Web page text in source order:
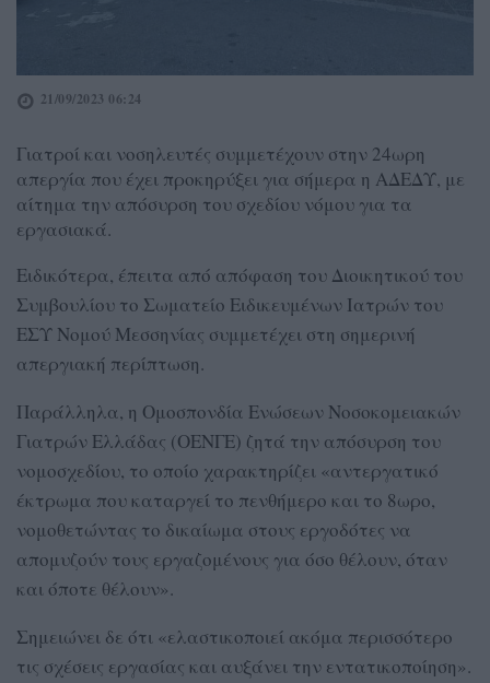
21/09/2023 06:24
Γιατροί και νοσηλευτές συμμετέχουν στην 24ωρη
απεργία που έχει προκηρύξει για σήμερα η ΑΔΕΔΥ, με
αίτημα την απόσυρση του σχεδίου νόμου για τα
εργασιακά.
Ειδικότερα, έπειτα από απόφαση του Διοικητικού του
Συμβουλίου το Σωματείο Ειδικευμένων Ιατρών του
ΕΣΥ Νομού Μεσσηνίας συμμετέχει στη σημερινή
απεργιακή περίπτωση.
Παράλληλα, η Ομοσπονδία Ενώσεων Νοσοκομειακών
Γιατρών Ελλάδας (ΟΕΝΓΕ) ζητά την απόσυρση του
νομοσχεδίου, το οποίο χαρακτηρίζει «αντεργατικό
έκτρωμα που καταργεί το πενθήμερο και το 8ωρο,
νομοθετώντας το δικαίωμα στους εργοδότες να
απομυζούν τους εργαζομένους για όσο θέλουν, όταν
και όποτε θέλουν».
Σημειώνει δε ότι «ελαστικοποιεί ακόμα περισσότερο
τις σχέσεις εργασίας και αυξάνει την εντατικοποίηση».